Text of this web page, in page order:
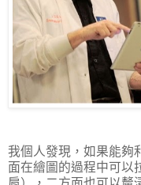
我個人發現，如果能夠
面在繪圖的過程中可以